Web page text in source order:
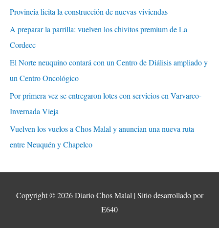
Provincia licita la construcción de nuevas viviendas
A preparar la parrilla: vuelven los chivitos premium de La
Cordecc
El Norte neuquino contará con un Centro de Diálisis ampliado y
un Centro Oncológico
Por primera vez se entregaron lotes con servicios en Varvarco-
Invernada Vieja
Vuelven los vuelos a Chos Malal y anuncian una nueva ruta
entre Neuquén y Chapelco
Copyright © 2026Diario Chos Malal | Sitio desarrollado por
E640